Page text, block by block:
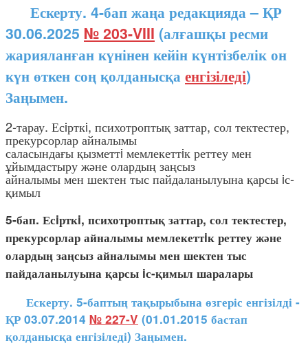
Ескерту. 4-бап жаңа редакцияда – ҚР
30.06.2025 № 203-VIII (алғашқы ресми
жарияланған күнінен кейін күнтізбелік он
күн өткен соң қолданысқа енгізіледі)
Заңымен.
2-тарау. Есiрткi, психотроптық заттар, сол тектестер,
прекурсорлар айналымы
саласындағы қызметтi мемлекеттiк реттеу мен
ұйымдастыру және олардың заңсыз
айналымы мен шектен тыс пайдаланылуына қарсы iс-
қимыл
5-бап. Есiрткi, психотроптық заттар, сол тектестер,
прекурсорлар айналымы мемлекеттiк реттеу және
олардың заңсыз айналымы мен шектен тыс
пайдаланылуына қарсы iс-қимыл шаралары
Ескерту. 5-баптың тақырыбына өзгеріс енгізілді -
ҚР 03.07.2014 № 227-V (01.01.2015 бастап
қолданысқа енгізіледі) Заңымен.